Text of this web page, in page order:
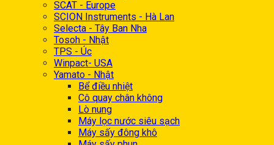
SCAT - Europe
SCION Instruments - Hà Lan
Selecta - Tây Ban Nha
Tosoh - Nhật
TPS - Úc
Winpact- USA
Yamato - Nhật
Bể điều nhiệt
Cô quay chân không
Lò nung
Máy lọc nước siêu sạch
Máy sấy đông khô